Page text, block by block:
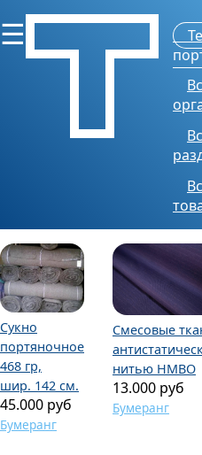
☰
Сукно
портяночное
468 гр,
шир. 142 см.
45.000 руб
Бумеранг
Смесовые
нитью НМВО
13.000 руб
Бумеранг